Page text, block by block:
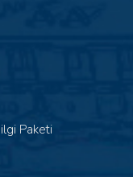
Paketi